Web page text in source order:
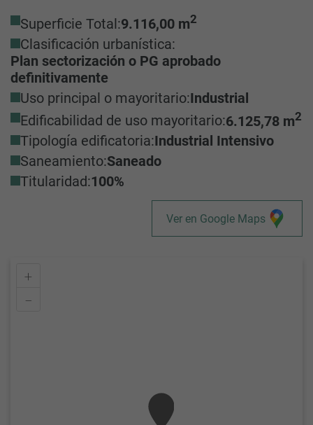
Superficie Total:9.116,00 m2
Clasificación urbanística:
Plan sectorización o PG aprobado
definitivamente
Uso principal o mayoritario:Industrial
Edificabilidad de uso mayoritario:6.125,78 m2
Tipología edificatoria:Industrial Intensivo
Saneamiento:Saneado
Titularidad:100%
Ver en Google Maps
+
–